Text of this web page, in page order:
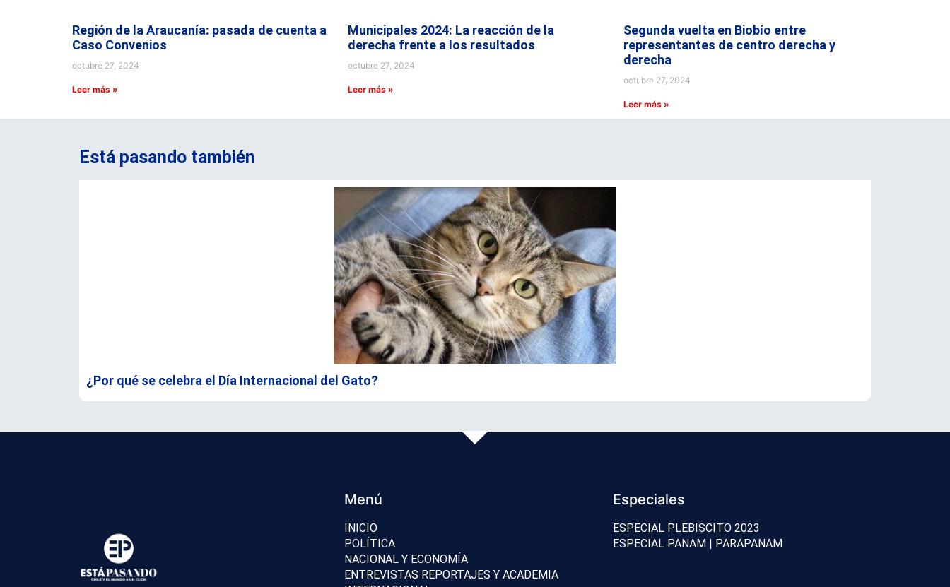
Región de la Araucanía: pasada de cuenta a
Caso Convenios
octubre 27, 2024
Leer más »
Municipales 2024: La reacción de la
derecha frente a los resultados
octubre 27, 2024
Leer más »
Segunda vuelta en Biobío entre
representantes de centro derecha y
derecha
octubre 27, 2024
Leer más »
Está pasando también
¿Por qué se celebra el Día Internacional del Gato?
Menú
INICIO
POLÍTICA
NACIONAL Y ECONOMÍA
ENTREVISTAS REPORTAJES Y ACADEMIA
Especiales
ESPECIAL PLEBISCITO 2023
ESPECIAL PANAM | PARAPANAM